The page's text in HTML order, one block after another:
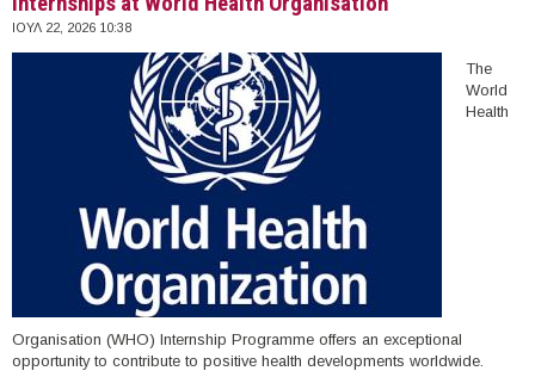
ΙΟΥΛ 22, 2026 10:38
The
World
Health
Organisation (WHO) Internship Programme offers an exceptional
opportunity to contribute to positive health developments worldwide.